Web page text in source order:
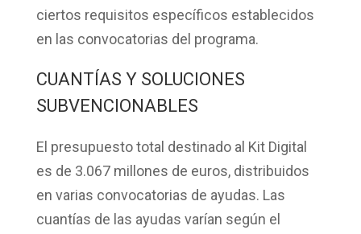
ciertos requisitos específicos establecidos
en las convocatorias del programa.
CUANTÍAS Y SOLUCIONES
SUBVENCIONABLES
El presupuesto total destinado al Kit Digital
es de 3.067 millones de euros, distribuidos
en varias convocatorias de ayudas. Las
cuantías de las ayudas varían según el